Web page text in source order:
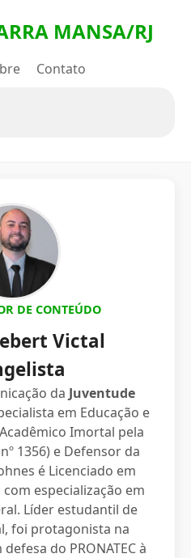
MANSA/RJ
Contato
DE CONTEÚDO
Victal
da Juventude
em Educação e
Imortal pela
1356) e Defensor da
é Licenciado em
especialização em
Líder estudantil de
foi protagonista na
do PRONATEC à